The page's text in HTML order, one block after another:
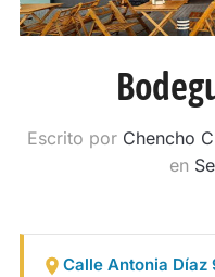
Escrito por Chencho
en
Calle Antonia Díaz